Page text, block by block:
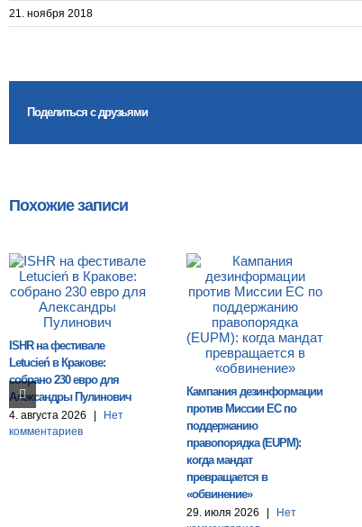
21. ноября 2018
Поделиться с друзьями
Похожие записи
ISHR на фестивале
Letucień в Кракове:
собрано 230 евро для
Александры Пулинович
4. августа 2026
Нет
комментариев
Кампания дезинформации
против Миссии ЕС по
поддержанию
правопорядка (EUPM):
когда мандат
превращается в
«обвинение»
29. июля 2026
Нет